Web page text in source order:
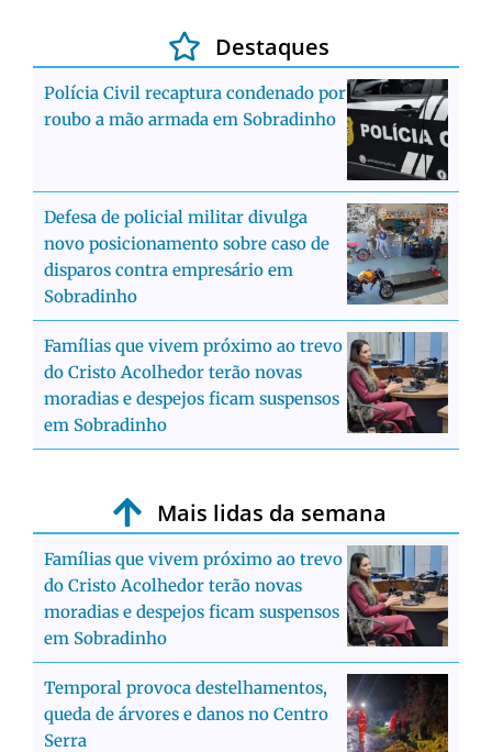
Destaques
Polícia Civil recaptura condenado por
roubo a mão armada em Sobradinho
Defesa de policial militar divulga
novo posicionamento sobre caso de
disparos contra empresário em
Sobradinho
Famílias que vivem próximo ao trevo
do Cristo Acolhedor terão novas
moradias e despejos ficam suspensos
em Sobradinho
Mais lidas da semana
Famílias que vivem próximo ao trevo
do Cristo Acolhedor terão novas
moradias e despejos ficam suspensos
em Sobradinho
Temporal provoca destelhamentos,
queda de árvores e danos no Centro
Serra